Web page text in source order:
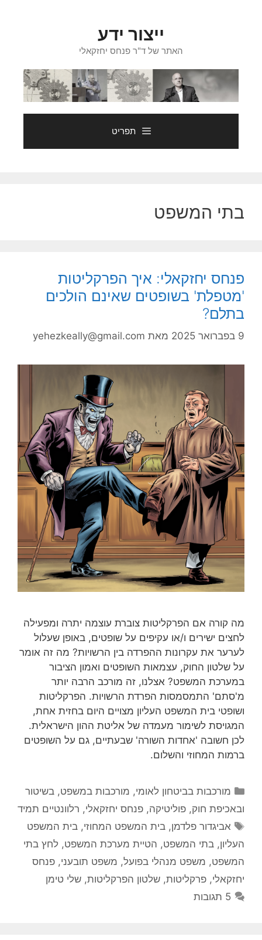
ייצור ידע
האתר של ד"ר פנחס יחזקאלי
תפריט
בתי המשפט
פנחס יחזקאלי: איך הפרקליטות
'מטפלת' בשופטים שאינם הולכים
בתלם?
9 בפברואר 2025 מאת yehezkeally@gmail.com
מה קורה אם הפרקליטות צוברת עוצמה יתרה ומפעילה
לחצים ישירים ו/או עקיפים על שופטים, באופן שעלול
לערער את עקרונות ההפרדה בין הרשויות? מה זה אומר
על שלטון החוק, עצמאות השופטים ואמון הציבור
במערכת המשפט? אצלנו, זה מורכב הרבה יותר
מ'סתם' התמסמסות הפרדת הרשויות. הפרקליטות
ושופטי בית המשפט העליון מצויים היום בחזית אחת,
המגויסת לשימור מעמדה של אליטת ההון הישראלית.
לכן חשובה 'אחדות השורה' שבעתיים, גם על השופטים
ברמות המחוזי והשלום.
קטגוריות
מורכבות בביטחון לאומי, מורכבות במשפט, בשיטור
ובאכיפת חוק, פוליטיקה, פנחס יחזקאלי, רלוונטיים תמיד
תגיות
אביגדור פלדמן,בית המשפט המחוזי,בית המשפט
העליון, בתי המשפט, הטיית מערכת המשפט, לחץ בתי
המשפט, משפט מנהלי בפועל, משפט תובעני, פנחס
יחזקאלי, פרקליטות, שלטון הפרקליטות, שלי טימן
5 תגובות